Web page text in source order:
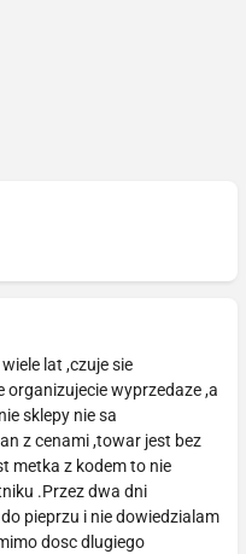
lat ,czuje sie
wyprzedaze ,a
sklepy nie sa
z cenami ,towar jest bez
metka z kodem to nie
.Przez dwa dni
pieprzu i nie dowiedzialam
dosc dlugiego